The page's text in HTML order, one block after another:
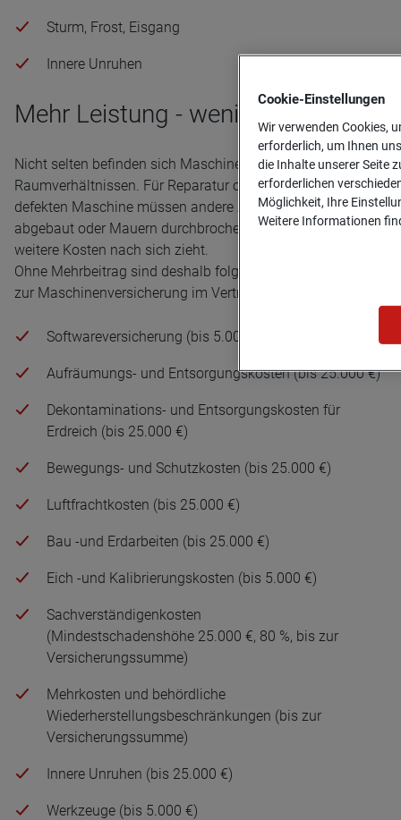
Sturm, Frost, Eisgang
Innere Unruhen
Mehr Leistung - weniger Sorgen
Nicht selten befinden sich Maschinen in beengten
Raumverhältnissen. Für Reparatur oder Abbau einer
defekten Maschine müssen andere Anlagen vorübergehend
abgebaut oder Mauern durchbrochen werden, was meist
weitere Kosten nach sich zieht.
Ohne Mehrbeitrag sind deshalb folgende Kostenpositionen
zur Maschinenversicherung im Vertrag eingeschlossen:
Softwareversicherung (bis 5.000 €)
Aufräumungs- und Entsorgungskosten (bis 25.000 €)
Dekontaminations- und Entsorgungskosten für
Erdreich (bis 25.000 €)
Bewegungs- und Schutzkosten (bis 25.000 €)
Luftfrachtkosten (bis 25.000 €)
Bau -und Erdarbeiten (bis 25.000 €)
Eich -und Kalibrierungskosten (bis 5.000 €)
Sachverständigenkosten
(Mindestschadenshöhe 25.000 €, 80 %, bis zur
Versicherungssumme)
Mehrkosten und behördliche
Wiederherstellungsbeschränkungen (bis zur
Versicherungssumme)
Innere Unruhen (bis 25.000 €)
Werkzeuge (bis 5.000 €)
Cookie-­Einstellungen
Wir verwenden Cookies,
erforderlich, um Ihnen
die Inhalte unserer Seite
erforderlichen
Möglichkeit, Ihre
Weitere Informationen